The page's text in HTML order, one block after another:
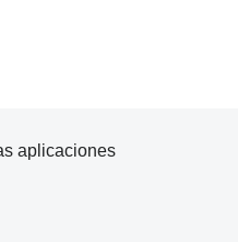
aplicaciones